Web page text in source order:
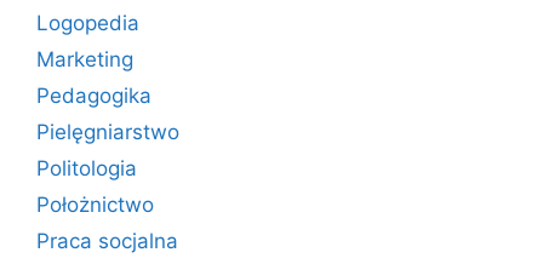
Logopedia
Marketing
Pedagogika
Pielęgniarstwo
Politologia
Położnictwo
Praca socjalna